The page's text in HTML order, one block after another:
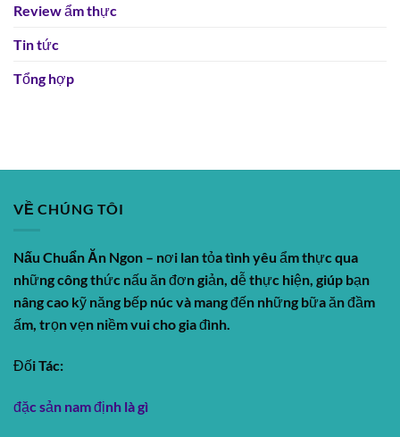
Review ẩm thực
Tin tức
Tổng hợp
VỀ CHÚNG TÔI
Nấu Chuẩn Ăn Ngon – nơi lan tỏa tình yêu ẩm thực qua
những công thức nấu ăn đơn giản, dễ thực hiện, giúp bạn
nâng cao kỹ năng bếp núc và mang đến những bữa ăn đầm
ấm, trọn vẹn niềm vui cho gia đình.
Đối Tác:
đặc sản nam định là gì